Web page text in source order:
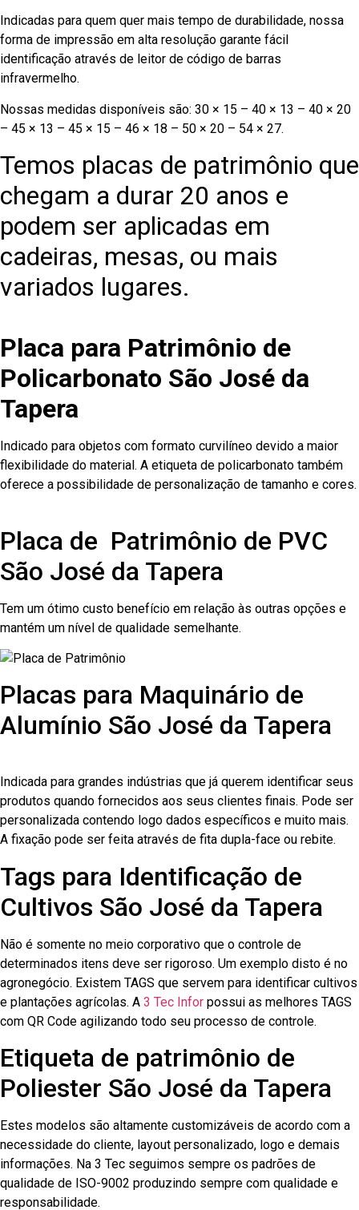
Indicadas para quem quer mais tempo de durabilidade, nossa
forma de impressão em alta resolução garante fácil
identificação através de leitor de código de barras
infravermelho.
Nossas medidas disponíveis são: 30 × 15 – 40 × 13 – 40 × 20
– 45 × 13 – 45 × 15 – 46 × 18 – 50 × 20 – 54 × 27.
Temos placas de patrimônio que
chegam a durar 20 anos e
podem ser aplicadas em
cadeiras, mesas, ou mais
variados lugares.
Placa para Patrimônio de
Policarbonato São José da
Tapera
Indicado para objetos com formato curvilíneo devido a maior
flexibilidade do material. A etiqueta de policarbonato também
oferece a possibilidade de personalização de tamanho e cores.
Placa de Patrimônio de PVC
São José da Tapera
Tem um ótimo custo benefício em relação às outras opções e
mantém um nível de qualidade semelhante.
Placas para Maquinário de
Alumínio São José da Tapera
Indicada para grandes indústrias que já querem identificar seus
produtos quando fornecidos aos seus clientes finais. Pode ser
personalizada contendo logo dados específicos e muito mais.
A fixação pode ser feita através de fita dupla-face ou rebite.
Tags para Identificação de
Cultivos São José da Tapera
Não é somente no meio corporativo que o controle de
determinados itens deve ser rigoroso. Um exemplo disto é no
agronegócio. Existem TAGS que servem para identificar cultivos
e plantações agrícolas. A 3 Tec Infor possui as melhores TAGS
com QR Code agilizando todo seu processo de controle.
Etiqueta de patrimônio de
Poliester São José da Tapera
Estes modelos são altamente customizáveis de acordo com a
necessidade do cliente, layout personalizado, logo e demais
informações. Na 3 Tec seguimos sempre os padrões de
qualidade de ISO-9002 produzindo sempre com qualidade e
responsabilidade.